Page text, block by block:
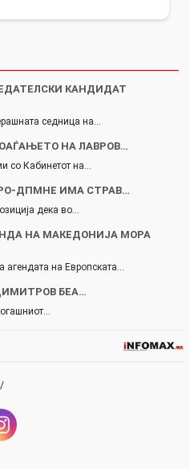
КАНДИДАТ
седница на…
НА ЛАВРОВ…
со Кабинетот на…
ДПМНЕ ИМА СТРАВ…
дека во…
НА МАКЕДОНИЈА МОРА
на Европската…
БЕА…
/